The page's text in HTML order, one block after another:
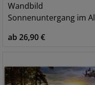
Wandbild
Sonnenuntergang im Algonquin Park
ab 26,90 €